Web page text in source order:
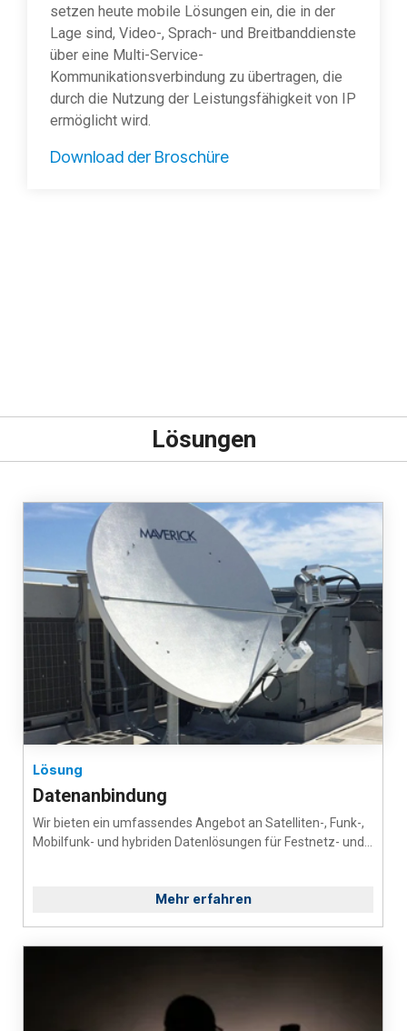
setzen heute mobile Lösungen ein, die in der
Lage sind, Video-, Sprach- und Breitbanddienste
über eine Multi-Service-
Kommunikationsverbindung zu übertragen, die
durch die Nutzung der Leistungsfähigkeit von IP
ermöglicht wird.
Download der Broschüre
Lösungen
Lösung
Datenanbindung
Wir bieten ein umfassendes Angebot an Satelliten-, Funk-,
Mobilfunk- und hybriden Datenlösungen für Festnetz- und...
Mehr erfahren